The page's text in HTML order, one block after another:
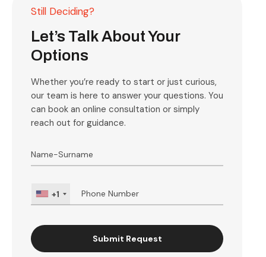
Still Deciding?
Let’s Talk About Your
Options
Whether you’re ready to start or just curious,
our team is here to answer your questions. You
can book an online consultation or simply
reach out for guidance.
+1
Submit Request